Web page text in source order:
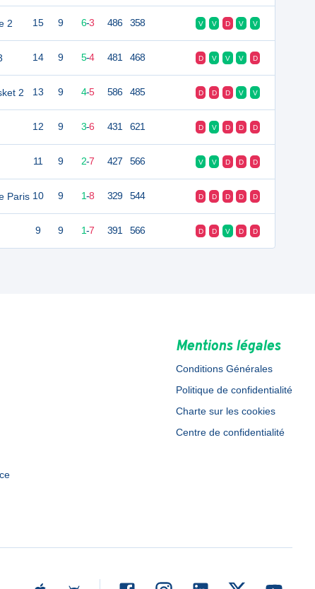
2
2
Paris
15 9 6-3 486 358 V V D V V
14 9 5-4 481 468 D V V V D
13 9 4-5 586 485 D D D V V
12 9 3-6 431 621 D V D D D
11 9 2-7 427 566 V V D D D
10 9 1-8 329 544 D D D D D
9 9 1-7 391 566 D D V D D
Mentions légales
Conditions Générales
Politique de confidentialité
Charte sur les cookies
Centre de confidentialité